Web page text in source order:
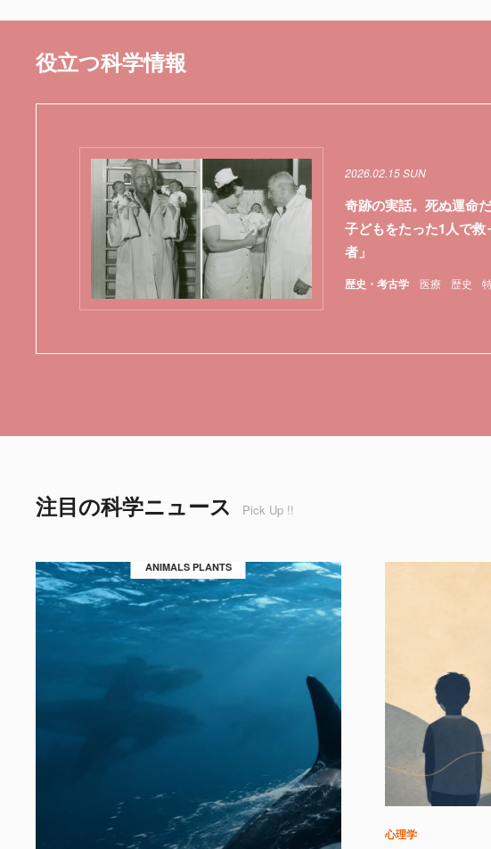
役立つ科学情報
歴史・考古学 医療 歴史
2026.02.15 SUN
奇跡の実話。死ぬ運命
子どもをたった1人で救
者」
注目の科学ニュース Pick Up !!
ANIMALS PLANTS
心理学